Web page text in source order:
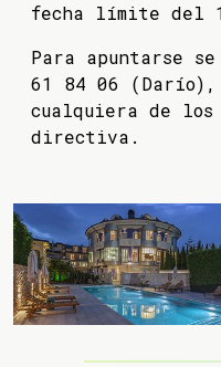
fecha límite del
Para apuntarse
61 84 06
cualquiera de los
directiva.